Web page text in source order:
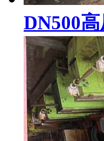
DN500